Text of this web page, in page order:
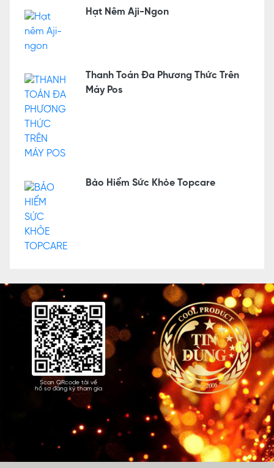
Hạt Nêm Aji-Ngon
Thanh Toán Đa Phương Thức Trên
Máy Pos
Bảo Hiểm Sức Khỏe Topcare
Scan QRcode tải về
hồ sơ đăng ký tham gia